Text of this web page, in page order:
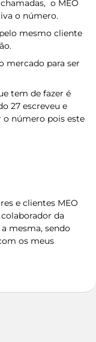
o MEO
o número.
mesmo cliente
mercado para ser
tem de fazer é
27 escreveu e
o número pois este
e clientes MEO
da
mesma, sendo
os meus